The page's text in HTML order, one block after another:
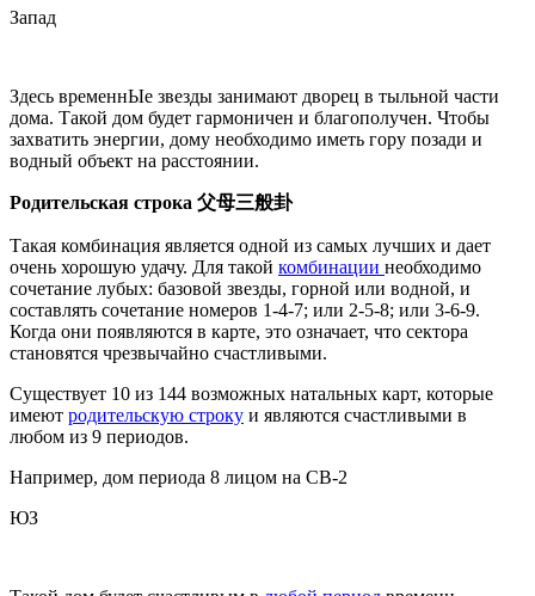
Запад
Здесь временнЫе звезды занимают дворец в тыльной части
дома. Такой дом будет гармоничен и благополучен. Чтобы
захватить энергии, дому необходимо иметь гору позади и
водный объект на расстоянии.
Родительская строка 父母三般卦
Такая комбинация является одной из самых лучших и дает
очень хорошую удачу. Для такой комбинации необходимо
сочетание лубых: базовой звезды, горной или водной, и
составлять сочетание номеров 1-4-7; или 2-5-8; или 3-6-9.
Когда они появляются в карте, это означает, что сектора
становятся чрезвычайно счастливыми.
Существует 10 из 144 возможных натальных карт, которые
имеют родительскую строку и являются счастливыми в
любом из 9 периодов.
Например, дом периода 8 лицом на СВ-2
ЮЗ